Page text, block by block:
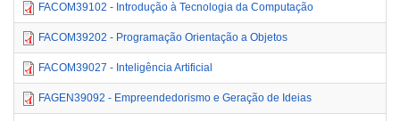
FACOM39102 - Introdução à Tecnologia da Computação
FACOM39202 - Programação Orientação a Objetos
FACOM39027 - Inteligência Artificial
FAGEN39092 - Empreendedorismo e Geração de Ideias